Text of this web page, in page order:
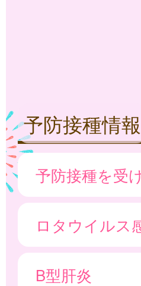
予防接種情報
予防接種を受
ロタウイルス
B型肝炎